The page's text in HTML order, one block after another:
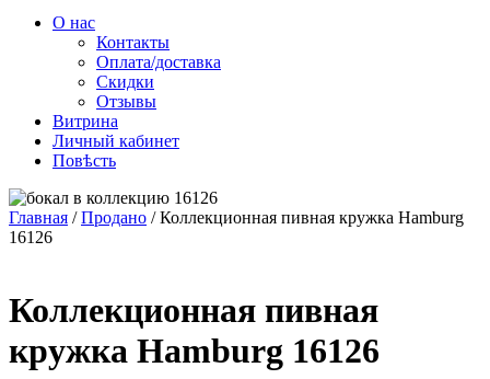
О нас
Контакты
Оплата/доставка
Скидки
Отзывы
Витрина
Личный кабинет
Повѣсть
Главная /Продано / Коллекционная пивная кружка Hamburg
16126
Коллекционная пивная
кружка Hamburg 16126